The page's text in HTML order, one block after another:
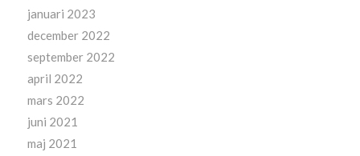
januari 2023
december 2022
september 2022
april 2022
mars 2022
juni 2021
maj 2021